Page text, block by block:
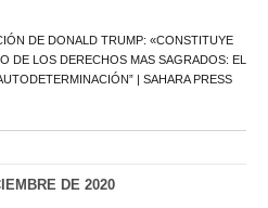
DE DONALD TRUMP: «CONSTITUYE
DE LOS DERECHOS MAS SAGRADOS: EL
| SAHARA PRESS
DE 2020